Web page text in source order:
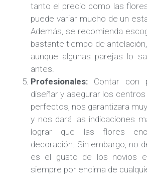
tanto el precio como las
puede variar mucho de un
Además, se recomienda
bastante tiempo de
aunque algunas parejas lo
antes.
Profesionales: Contar con
diseñar y asegurar los
perfectos, nos garantizara
y nos dará las indicaciones
lograr que las flores
decoración. Sin embargo, no
es el gusto de los novios
siempre por encima de